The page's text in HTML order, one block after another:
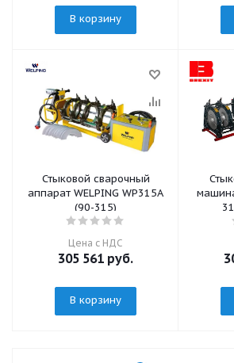
В корзину
Стыковой сварочный
аппарат WELPING WP315A
(90-315)
Цена с НДС
305 561 руб.
В корзину